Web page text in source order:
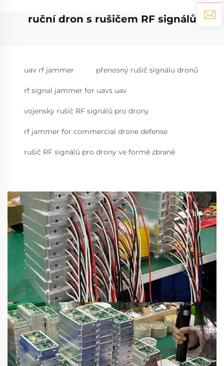
ruční dron s rušičem RF signálů
uav rf jammer přenosný rušič signálu dronů
rf signal jammer for uavs uav
vojenský rušič RF signálů pro drony
rf jammer for commercial drone defense
rušič RF signálů pro drony ve formě zbraně